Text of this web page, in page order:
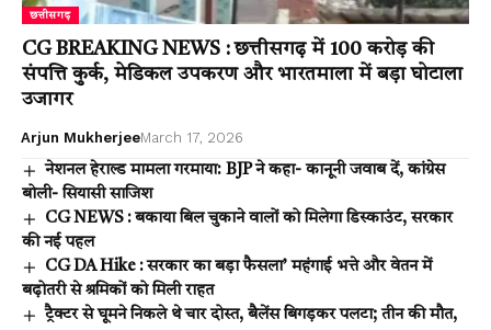
छत्तीसगढ़
CG BREAKING NEWS : छत्तीसगढ़ में 100 करोड़ की
संपत्ति कुर्क, मेडिकल उपकरण और भारतमाला में बड़ा घोटाला
उजागर
Arjun MukherjeeMarch 17, 2026
नेशनल हेराल्ड मामला गरमाया: BJP ने कहा- कानूनी जवाब दें, कांग्रेस
बोली- सियासी साजिश
CG NEWS : बकाया बिल चुकाने वालों को मिलेगा डिस्काउंट, सरकार
की नई पहल
CG DA Hike : सरकार का बड़ा फैसला’ महंगाई भत्ते और वेतन में
बढ़ोतरी से श्रमिकों को मिली राहत
ट्रैक्टर से घूमने निकले थे चार दोस्त, बैलेंस बिगड़कर पलटा; तीन की मौत,